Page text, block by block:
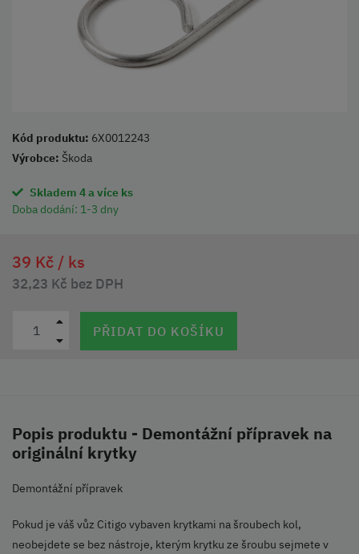
Kód produktu: 6X0012243
Výrobce: Škoda
Skladem 4 a více ks
Doba dodání: 1-3 dny
39 Kč / ks
32,23 Kč bez DPH
PŘIDAT DO KOŠÍKU
Popis produktu - Demontážní přípravek na
originální krytky
Demontážní přípravek
Pokud je váš vůz Citigo vybaven krytkami na šroubech kol,
neobejdete se bez nástroje, kterým krytku ze šroubu sejmete v